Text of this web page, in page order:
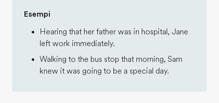
Esempi
Hearing that her father was in hospital, Jane
left work immediately.
Walking to the bus stop that morning, Sam
knew it was going to be a special day.